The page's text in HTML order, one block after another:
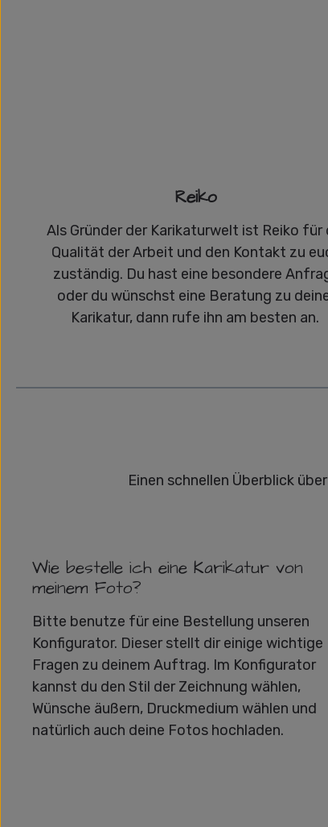
Reiko
Als Gründer der Karikaturwelt ist Reiko für
Qualität der Arbeit und den Kontakt zu
zuständig. Du hast eine besondere
oder du wünschst eine Beratung zu
Karikatur, dann rufe ihn am besten an.
Einen schnellen Überblick
Wie bestelle ich eine Karikatur von
meinem Foto?
Bitte benutze für eine Bestellung unseren
Konfigurator. Dieser stellt dir einige wichtige
Fragen zu deinem Auftrag. Im Konfigurator
kannst du den Stil der Zeichnung wählen,
Wünsche äußern, Druckmedium wählen und
natürlich auch deine Fotos hochladen.